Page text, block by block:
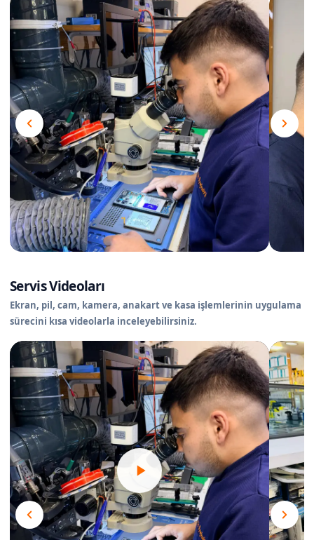
Servis Videoları
Ekran, pil, cam, kamera, anakart ve kasa işlemlerinin uygulama
sürecini kısa videolarla inceleyebilirsiniz.